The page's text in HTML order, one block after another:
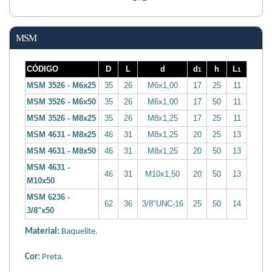
MSM
CÓDIGO D L d d1 h L1
MSM 3526 - M6x25 35 26 M6x1,00 17 25
11
MSM 3526 - M6x50
35 26 M6x1,00 17 50
11
MSM 3526 - M8x25
35 26 M8x1,25 17 25
11
MSM 4631 - M8x25
46 31 M8x1,25 20 25
13
MSM 4631 - M8x50
46 31 M8x1,25 20 50
13
MSM 4631 -
M10x50
46 31 M10x1,50 20 50 13
MSM 6236 -
3/8"x50
62 36 3/8"UNC-16 25 50 14
Material: Baquelite.
Cor: Preta.